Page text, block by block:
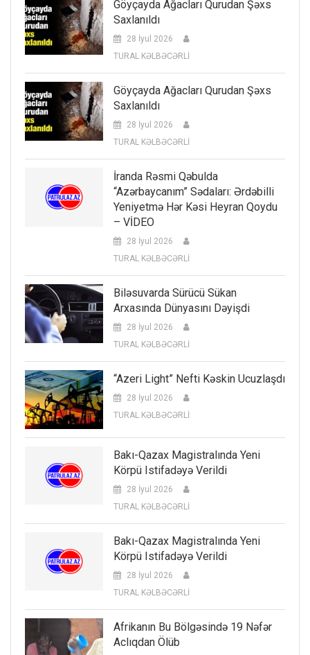
Göyçayda Ağacları Qurudan Şəxs
Saxlanıldı
28 İyul 2026
TURAL KƏLBƏCƏRLİ
Göyçayda Ağacları Qurudan Şəxs
Saxlanıldı
28 İyul 2026
TURAL KƏLBƏCƏRLİ
İranda Rəsmi Qəbulda
“Azərbaycanım” Sədaları: Ərdəbilli
Yeniyetmə Hər Kəsi Heyran Qoydu
– VİDEO
28 İyul 2026
TURAL KƏLBƏCƏRLİ
Biləsuvarda Sürücü Sükan
Arxasında Dünyasını Dəyişdi
28 İyul 2026
TURAL KƏLBƏCƏRLİ
“Azeri Light” Nefti Kəskin Ucuzlaşdı
28 İyul 2026
TURAL KƏLBƏCƏRLİ
Bakı-Qazax Magistralında Yeni
Körpü Istifadəyə Verildi
28 İyul 2026
TURAL KƏLBƏCƏRLİ
Bakı-Qazax Magistralında Yeni
Körpü Istifadəyə Verildi
28 İyul 2026
TURAL KƏLBƏCƏRLİ
Afrikanın Bu Bölgəsində 19 Nəfər
Aclıqdan Ölüb